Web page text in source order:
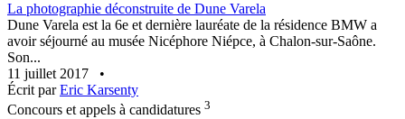
La photographie déconstruite de Dune Varela
Dune Varela est la 6e et dernière lauréate de la résidence BMW a
avoir séjourné au musée Nicéphore Niépce, à Chalon-sur-Saône.
Son...
11 juillet 2017
•
Écrit parEric Karsenty
Concours et appels à candidatures 3